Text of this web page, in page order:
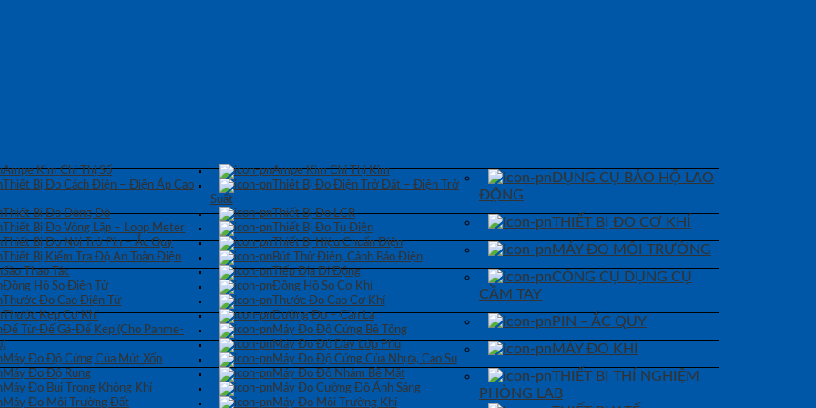
Ampe Kìm Chỉ Thị Số
Ampe Kìm Chỉ Thị Kim
Thiết Bị Đo Cách Điện – Điện Áp Cao
Thiết Bị Đo Điện Trở Đất – Điện Trở
Suất
Thiết Bị Đo Dòng Dò
Thiết Bị Đo LCR
Thiết Bị Đo Vòng Lặp – Loop Meter
Thiết Bị Đo Tụ Điện
Thiết Bị Đo Nội Trở Pin – Ắc Quy
Thiết Bị Hiệu Chuẩn Điện
Thiết Bị Kiểm Tra Độ An Toàn Điện
DỤNG CỤ BẢO HỘ LAO
ĐỘNG
Bút Thử Điện, Cảnh Báo Điện
Sào Thao Tác
Tiếp Địa Di Động
THIẾT BỊ ĐO CƠ KHÍ
Đồng Hồ So Điện Tử
Đồng Hồ So Cơ Khí
Thước Đo Cao Điện Tử
Thước Đo Cao Cơ Khí
Thước Kẹp Cơ Khí
Dưỡng Đo – Căn Lá
Đế Từ-Đế Gá-Đế Kẹp (Cho Panme-
Máy Đo Độ Cứng Bê Tông
Máy Đo Độ Dày Lớp Phủ
Máy Đo Độ Cứng Của Mút Xốp
Máy Đo Độ Cứng Của Nhựa, Cao Su
Máy Đo Độ Rung Máy Đo Độ Nhám Bề Mặt
MÁY ĐO MÔI TRƯỜNG
Máy Đo Bụi Trong Không Khí
Máy Đo Cường Độ Ánh Sáng
Máy Đo Môi Trường Đất
Máy Đo Môi Trường Khí
CÔNG CỤ DỤNG CỤ
CẦM TAY
PIN – ẮC QUY
MÁY ĐO KHÍ
THIẾT BỊ THÍ NGHIỆM
PHÒNG LAB